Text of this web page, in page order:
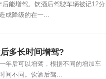
后能增驾。饮酒后驾驶车辆被记12分
成降级的在一...
多长时间增驾?
年后可以增驾，根据不同的增加车
间不同。饮酒后驾...